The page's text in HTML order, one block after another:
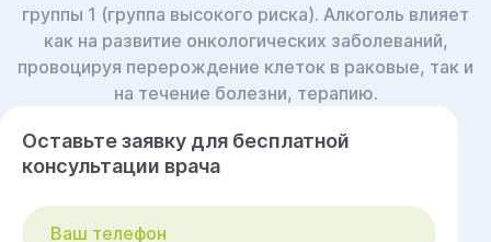
группы 1 (группа высокого риска). Алкоголь влияет
как на развитие онкологических заболеваний,
провоцируя перерождение клеток в раковые, так и
на течение болезни, терапию.
Оставьте заявку для бесплатной
консультации врача